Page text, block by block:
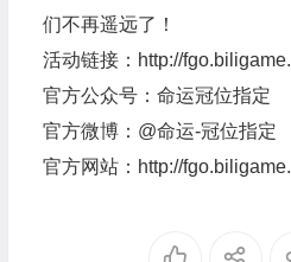
们不再遥远了！
活动链接：http://
官方公众号：命运冠位指定
官方微博：@命运-冠位指定
官方网站：http://